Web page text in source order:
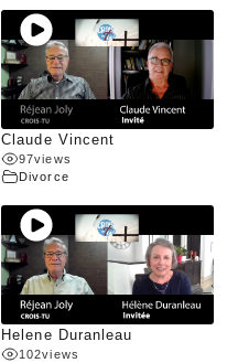
Claude Vincent
97views
Divorce
Helene Duranleau
102views